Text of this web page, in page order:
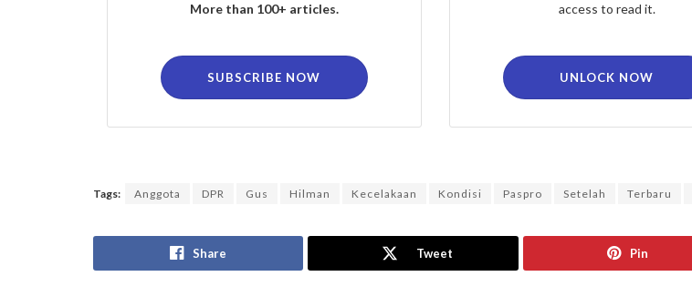
More than 100+ articles.
SUBSCRIBE NOW
access to read it.
UNLOCK NOW
Tags: Anggota DPR Gus Hilman Kecelakaan Kondisi Paspro Setelah Terbaru
Share Tweet Pin